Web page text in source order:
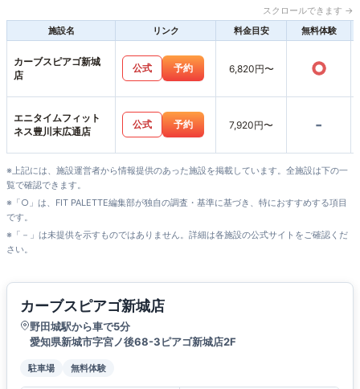
スクロールできます →
施設名
リンク 料金目安 無料体験
カーブスピアゴ新城
店
公式 予約 6,820円〜 ○
エニタイムフィット
ネス豊川末広通店
公式 予約 7,920円〜 -
※上記には、施設運営者から情報提供のあった施設を掲載しています。全施設は下の一
覧で確認できます。
※「○」は、FIT PALETTE編集部が独自の調査・基準に基づき、特におすすめする項目
です。
※「－」は未提供を示すものではありません。詳細は各施設の公式サイトをご確認くだ
さい。
カーブスピアゴ新城店
野田城駅から車で5分
愛知県新城市字宮ノ後68-3ピアゴ新城店2F
駐車場 無料体験